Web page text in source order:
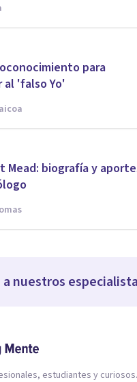
para
al 'falso Yo'
Mead: biografía y
nuestros
estudiantes y